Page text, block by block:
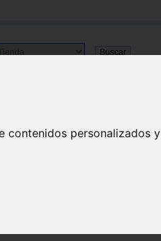
contenidos personalizados y